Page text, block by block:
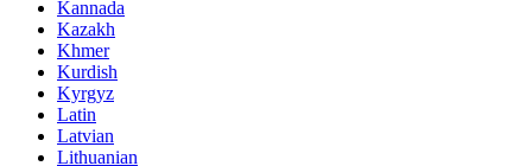
Kannada
Kazakh
Khmer
Kurdish
Kyrgyz
Latin
Latvian
Lithuanian